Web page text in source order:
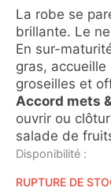
La robe se
brillante. Le
En sur-
gras, accueille
groseilles et
Accord mets
ouvrir ou
salade de
Disponibilité :
RUPTURE DE